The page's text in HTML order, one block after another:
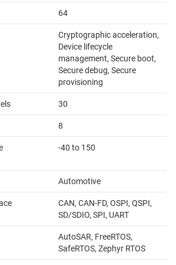
64
Cryptographic acceleration,
Device lifecycle
management, Secure boot,
Secure debug, Secure
provisioning
30
8
-40 to 150
Automotive
CAN, CAN-FD, OSPI, QSPI,
SD/SDIO, SPI, UART
AutoSAR, FreeRTOS,
SafeRTOS, Zephyr RTOS